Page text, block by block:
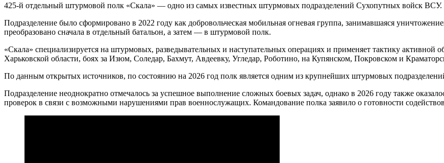
425-й отдельный штурмовой полк «Скала» — одно из самых известных штурмовых подразделений Сухопутных войск ВСУ.
Подразделение было сформировано в 2022 году как добровольческая мобильная огневая группа, занимавшаяся
преобразовано сначала в отдельный батальон, а затем — в штурмовой полк.
«Скала» специализируется на штурмовых, разведывательных и наступательных операциях и применяет тактику активной
Харьковской области, боях за Изюм, Соледар, Бахмут, Авдеевку, Угледар, Роботино, на Купянском, Покровском и
По данным открытых источников, по состоянию на 2026 год полк является одним из крупнейших штурмовых
Подразделение неоднократно отмечалось за успешное выполнение сложных боевых задач, однако в 2026 году также
проверок в связи с возможными нарушениями прав военнослужащих. Командование полка заявило о готовности